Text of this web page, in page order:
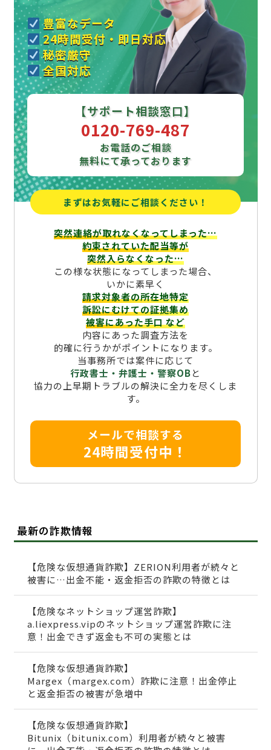
豊富なデータ
24時間受付・即日対応
秘密厳守
全国対応
【サポート相談窓口】
0120-769-487
お電話のご相談
無料にて承っております
まずはお気軽にご相談ください！
突然連絡が取れなくなってしまった…
約束されていた配当等が
突然入らなくなった…
この様な状態になってしまった場合、
いかに素早く
請求対象者の所在地特定
訴訟にむけての証拠集め
被害にあった手口など
内容にあった調査方法を
的確に行うかがポイントになります。
当事務所では案件に応じて
行政書士・弁護士・警察OBと
協力の上早期トラブルの解決に全力を尽くしま
す。
メールで相談する
24時間受付中！
最新の詐欺情報
【危険な仮想通貨詐欺】ZERION利用者が続々と
被害に…出金不能・返金拒否の詐欺の特徴とは
【危険なネットショップ運営詐欺】
a.liexpress.vipのネットショップ運営詐欺に注
意！出金できず返金も不可の実態とは
【危険な仮想通貨詐欺】
Margex（margex.com）詐欺に注意！出金停止
と返金拒否の被害が急増中
【危険な仮想通貨詐欺】
Bitunix（bitunix.com）利用者が続々と被害